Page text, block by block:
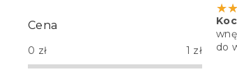
e
k
b
Cena
0 zł 1 zł
do